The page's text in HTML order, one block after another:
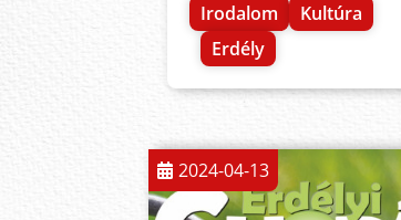
Irodalom
Kultúra
Erdély
2024-04-13